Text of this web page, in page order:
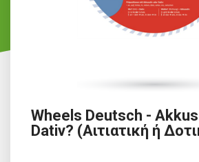
Wheels Deutsch -
Dativ? (Αιτιατική ή